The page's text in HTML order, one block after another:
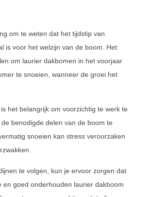
om te weten dat het tijdstip van
is voor het welzijn van de boom. Het
om laurier dakbomen in het voorjaar
te snoeien, wanneer de groei het
het belangrijk om voorzichtig te werk te
benodigde delen van de boom te
snoeien kan stress veroorzaken
te volgen, kun je ervoor zorgen dat
en goed onderhouden laurier dakboom